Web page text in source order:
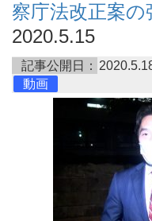
察庁法改正案
2020.5.15
記事公開日：
動画